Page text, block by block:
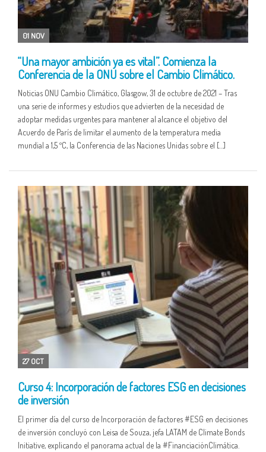
01 NOV
“Una mayor ambición ya es vital”. Comienza la
Conferencia de la ONU sobre el Cambio Climático.
Noticias ONU Cambio Climático, Glasgow, 31 de octubre de 2021 – Tras
una serie de informes y estudios que advierten de la necesidad de
adoptar medidas urgentes para mantener al alcance el objetivo del
Acuerdo de París de limitar el aumento de la temperatura media
mundial a 1,5 ºC, la Conferencia de las Naciones Unidas sobre el […]
27 OCT
Curso 4: Incorporación de factores ESG en decisiones
de inversión
El primer día del curso de Incorporación de factores #ESG en decisiones
de inversión concluyó con Leisa de Souza, jefa LATAM de Climate Bonds
Initiative, explicando el panorama actual de la #FinanciaciónClimática.